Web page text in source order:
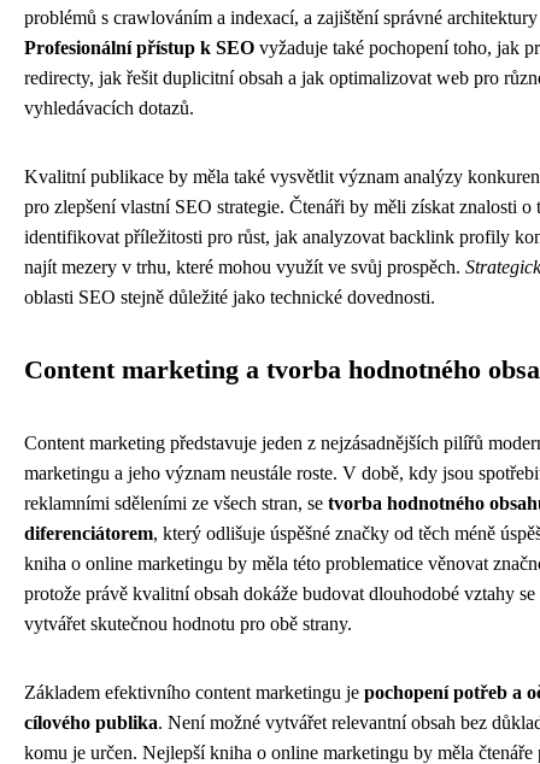
problémů s crawlováním a indexací, a zajištění správné
Profesionální přístup k SEO vyžaduje také pochopení toho, jak
redirecty, jak řešit duplicitní obsah a jak optimalizovat web pro
vyhledávacích dotazů.
Kvalitní publikace by měla také vysvětlit význam analýzy
pro zlepšení vlastní SEO strategie. Čtenáři by měli získat znalosti o
identifikovat příležitosti pro růst, jak analyzovat backlink profily
najít mezery v trhu, které mohou využít ve svůj prospěch.
oblasti SEO stejně důležité jako technické dovednosti.
Content marketing a tvorba hodnotného
Content marketing představuje jeden z nejzásadnějších pilířů
marketingu a jeho význam neustále roste. V době, kdy jsou
reklamními sděleními ze všech stran, se tvorba hodnotného
diferenciátorem, který odlišuje úspěšné značky od těch méně
kniha o online marketingu by měla této problematice věnovat
protože právě kvalitní obsah dokáže budovat dlouhodobé vztahy
vytvářet skutečnou hodnotu pro obě strany.
Základem efektivního content marketingu je pochopení potřeb a
cílového publika. Není možné vytvářet relevantní obsah bez
komu je určen. Nejlepší kniha o online marketingu by měla čtenáře